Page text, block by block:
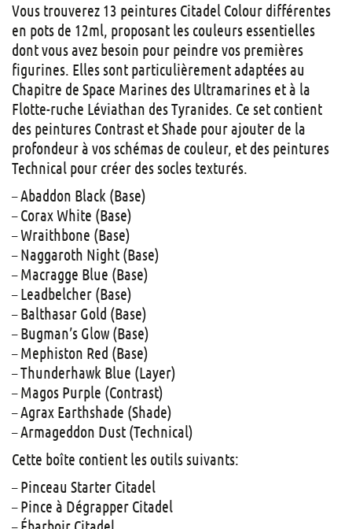
Vous trouverez 13 peintures Citadel Colour différentes
en pots de 12ml, proposant les couleurs essentielles
dont vous avez besoin pour peindre vos premières
figurines. Elles sont particulièrement adaptées au
Chapitre de Space Marines des Ultramarines et à la
Flotte-ruche Léviathan des Tyranides. Ce set contient
des peintures Contrast et Shade pour ajouter de la
profondeur à vos schémas de couleur, et des peintures
Technical pour créer des socles texturés.
– Abaddon Black (Base)
– Corax White (Base)
– Wraithbone (Base)
– Naggaroth Night (Base)
– Macragge Blue (Base)
– Leadbelcher (Base)
– Balthasar Gold (Base)
– Bugman’s Glow (Base)
– Mephiston Red (Base)
– Thunderhawk Blue (Layer)
– Magos Purple (Contrast)
– Agrax Earthshade (Shade)
– Armageddon Dust (Technical)
Cette boîte contient les outils suivants:
– Pinceau Starter Citadel
– Pince à Dégrapper Citadel